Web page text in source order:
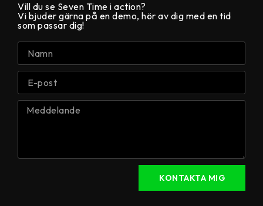
Vill du se Seven Time i action?
Vi bjuder gärna på en demo, hör av dig med en tid
som passar dig!
KONTAKTA MIG